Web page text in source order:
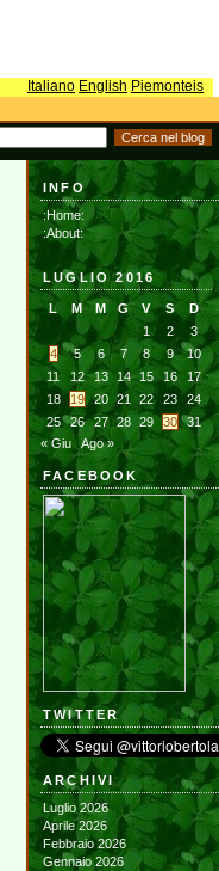
Italiano English Piemonteis
INFO
:Home:
:About:
LUGLIO 2016
L M M G V S
D
1
2
3
4
5 6 7 8 9
10
11
12 13 14 15 16
17
18
19 20 21 22 23
24
25
26 27 28 29 30
31
« Giu
Ago »
FACEBOOK
TWITTER
ARCHIVI
Luglio 2026
Aprile 2026
Febbraio 2026
Gennaio 2026